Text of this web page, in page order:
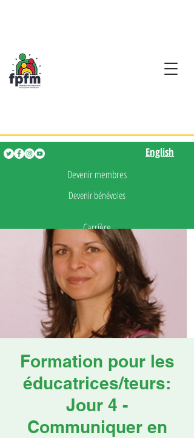
Devenir membres
Devenir bénévoles
Carrière
Presse
Faire un don
English
Formation pour les
éducatrices/teurs:
Jour 4 -
Communiquer en